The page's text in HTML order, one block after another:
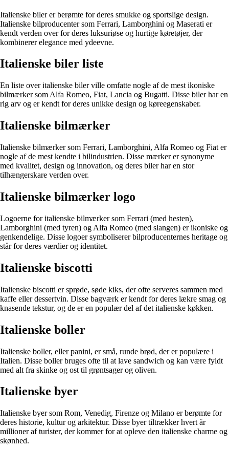
Italienske biler er berømte for deres smukke og sportslige design.
Italienske bilproducenter som Ferrari, Lamborghini og Maserati er
kendt verden over for deres luksuriøse og hurtige køretøjer, der
kombinerer elegance med ydeevne.
Italienske biler liste
En liste over italienske biler ville omfatte nogle af de mest ikoniske
bilmærker som Alfa Romeo, Fiat, Lancia og Bugatti. Disse biler har en
rig arv og er kendt for deres unikke design og køreegenskaber.
Italienske bilmærker
Italienske bilmærker som Ferrari, Lamborghini, Alfa Romeo og Fiat er
nogle af de mest kendte i bilindustrien. Disse mærker er synonyme
med kvalitet, design og innovation, og deres biler har en stor
tilhængerskare verden over.
Italienske bilmærker logo
Logoerne for italienske bilmærker som Ferrari (med hesten),
Lamborghini (med tyren) og Alfa Romeo (med slangen) er ikoniske og
genkendelige. Disse logoer symboliserer bilproducenternes heritage og
står for deres værdier og identitet.
Italienske biscotti
Italienske biscotti er sprøde, søde kiks, der ofte serveres sammen med
kaffe eller dessertvin. Disse bagværk er kendt for deres lækre smag og
knasende tekstur, og de er en populær del af det italienske køkken.
Italienske boller
Italienske boller, eller panini, er små, runde brød, der er populære i
Italien. Disse boller bruges ofte til at lave sandwich og kan være fyldt
med alt fra skinke og ost til grøntsager og oliven.
Italienske byer
Italienske byer som Rom, Venedig, Firenze og Milano er berømte for
deres historie, kultur og arkitektur. Disse byer tiltrækker hvert år
millioner af turister, der kommer for at opleve den italienske charme og
skønhed.